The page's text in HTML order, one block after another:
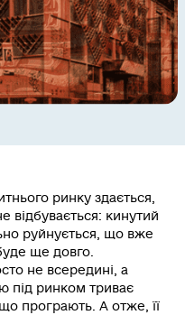
ринку здається,
відбувається: кинутий
руйнується, що вже
ще довго.
не всередині, а
під ринком триває
програють. А отже, її